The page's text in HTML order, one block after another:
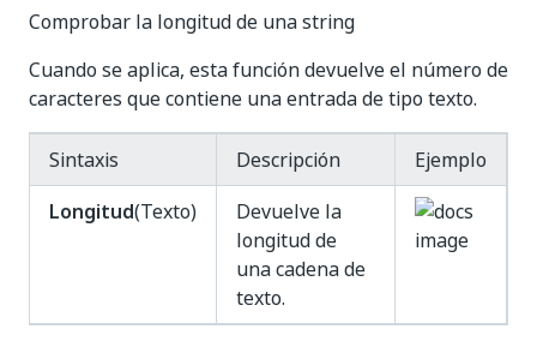
Comprobar la longitud de una string
Cuando se aplica, esta función devuelve el número de
caracteres que contiene una entrada de tipo texto.
Sintaxis Descripción
Ejemplo
Longitud(Texto)
Devuelve la
longitud de
una cadena de
texto.